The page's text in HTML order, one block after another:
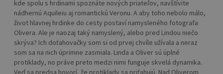
kde spolu s hrdinami spoznáte nových priateľov, navštívite
nádhernú Aquileiu aj romantickú Veronu. A aby toho nebolo málo,
život hlavnej hrdinke do cesty postaví namysleného fotografa
Olivera. Ale je naozaj taký namyslený, alebo pred Lindou niečo
skrýva? Ich doťahovačky som si od prvej chvíle užívala a neraz
som sa na nich úprimne zasmiala. Linda a Oliver sú úplné
protiklady, no práve preto medzi nimi funguje skvelá dynamika.
Veď sa predsa hovorí, že protiklady sa priťahujú. Nad Oliverom